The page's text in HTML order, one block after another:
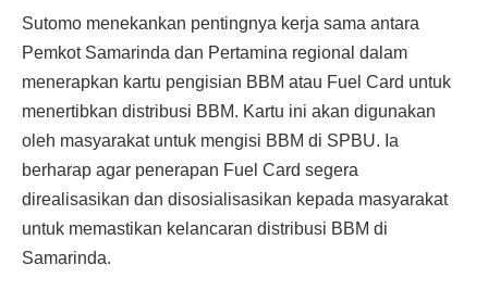
Sutomo menekankan pentingnya kerja sama antara
Pemkot Samarinda dan Pertamina regional dalam
menerapkan kartu pengisian BBM atau Fuel Card untuk
menertibkan distribusi BBM. Kartu ini akan digunakan
oleh masyarakat untuk mengisi BBM di SPBU. Ia
berharap agar penerapan Fuel Card segera
direalisasikan dan disosialisasikan kepada masyarakat
untuk memastikan kelancaran distribusi BBM di
Samarinda.